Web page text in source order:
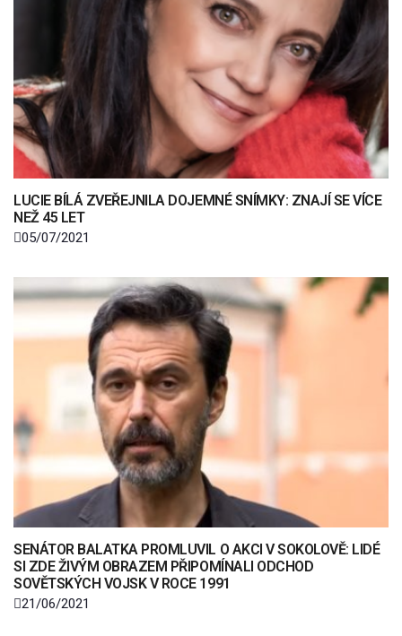
LUCIE BÍLÁ ZVEŘEJNILA DOJEMNÉ SNÍMKY: ZNAJÍ SE VÍCE
NEŽ 45 LET
05/07/2021
SENÁTOR BALATKA PROMLUVIL O AKCI V SOKOLOVĚ: LIDÉ
SI ZDE ŽIVÝM OBRAZEM PŘIPOMÍNALI ODCHOD
SOVĚTSKÝCH VOJSK V ROCE 1991
21/06/2021